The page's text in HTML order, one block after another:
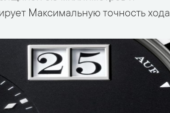
Максимальную точность хода